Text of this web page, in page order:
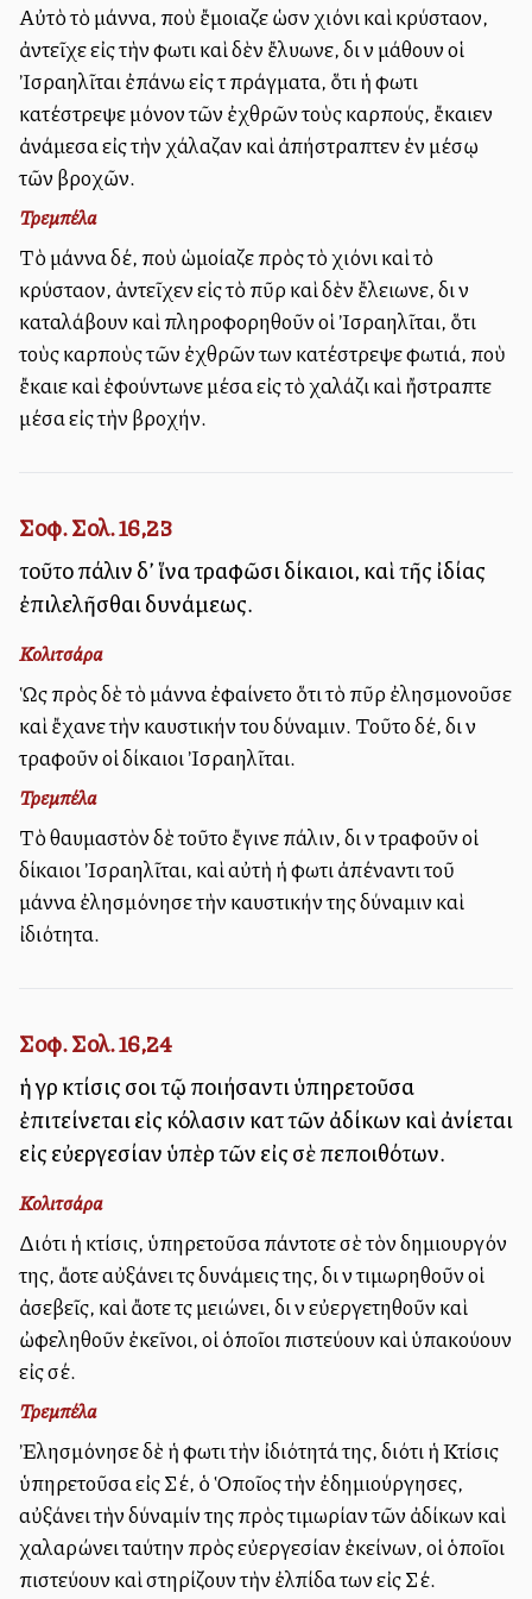
Αὐτὸ τὸ μάννα, ποὺ ἔμοιαζε ὡσὰν χιόνι καὶ κρύσταλλον,
ἀντεῖχε εἰς τὴν φωτιὰ καὶ δὲν ἔλυωνε, διὰ νὰ μάθουν οἱ
Ἰσραηλῖται ἐπάνω εἰς τὰ πράγματα, ὅτι ἡ φωτιὰ
κατέστρεψε μόνον τῶν ἐχθρῶν τοὺς καρπούς, ἔκαιεν
ἀνάμεσα εἰς τὴν χάλαζαν καὶ ἀπήστραπτεν ἐν μέσῳ
τῶν βροχῶν.
Τρεμπέλα
Τὸ μάννα δέ, ποὺ ὡμοίαζε πρὸς τὸ χιόνι καὶ τὸ
κρύσταλλον, ἀντεῖχεν εἰς τὸ πῦρ καὶ δὲν ἔλειωνε, διὰ νὰ
καταλάβουν καὶ πληροφορηθοῦν οἱ Ἰσραηλῖται, ὅτι
τοὺς καρποὺς τῶν ἐχθρῶν των κατέστρεψε φωτιά, ποὺ
ἔκαιε καὶ ἐφούντωνε μέσα εἰς τὸ χαλάζι καὶ ἤστραπτε
μέσα εἰς τὴν βροχήν.
Σοφ. Σολ. 16,23
τοῦτο πάλιν δ’ ἵνα τραφῶσι δίκαιοι, καὶ τῆς ἰδίας
ἐπιλελῆσθαι δυνάμεως.
Κολιτσάρα
Ὡς πρὸς δὲ τὸ μάννα ἐφαίνετο ὅτι τὸ πῦρ ἐλησμονοῦσε
καὶ ἔχανε τὴν καυστικήν του δύναμιν. Τοῦτο δέ, διὰ νὰ
τραφοῦν οἱ δίκαιοι Ἰσραηλῖται.
Τρεμπέλα
Τὸ θαυμαστὸν δὲ τοῦτο ἔγινε πάλιν, διὰ νὰ τραφοῦν οἱ
δίκαιοι Ἰσραηλῖται, καὶ αὐτὴ ἡ φωτιὰ ἀπέναντι τοῦ
μάννα ἐλησμόνησε τὴν καυστικήν της δύναμιν καὶ
ἰδιότητα.
Σοφ. Σολ. 16,24
ἡ γὰρ κτίσις σοι τῷ ποιήσαντι ὑπηρετοῦσα
ἐπιτείνεται εἰς κόλασιν κατὰ τῶν ἀδίκων καὶ ἀνίεται
εἰς εὐεργεσίαν ὑπὲρ τῶν εἰς σὲ πεποιθότων.
Κολιτσάρα
Διότι ἡ κτίσις, ὑπηρετοῦσα πάντοτε σὲ τὸν δημιουργόν
της, ἄλλοτε αὐξάνει τὰς δυνάμεις της, διὰ νὰ τιμωρηθοῦν οἱ
ἀσεβεῖς, καὶ ἄλλοτε τὰς μειώνει, διὰ νὰ εὐεργετηθοῦν καὶ
ὠφεληθοῦν ἐκεῖνοι, οἱ ὁποῖοι πιστεύουν καὶ ὑπακούουν
εἰς σέ.
Τρεμπέλα
Ἐλησμόνησε δὲ ἡ φωτιὰ τὴν ἰδιότητά της, διότι ἡ Κτίσις
ὑπηρετοῦσα εἰς Σέ, ὁ Ὁποῖος τὴν ἐδημιούργησες,
αὐξάνει τὴν δύναμίν της πρὸς τιμωρίαν τῶν ἀδίκων καὶ
χαλαρώνει ταύτην πρὸς εὐεργεσίαν ἐκείνων, οἱ ὁποῖοι
πιστεύουν καὶ στηρίζουν τὴν ἐλπίδα των εἰς Σέ.